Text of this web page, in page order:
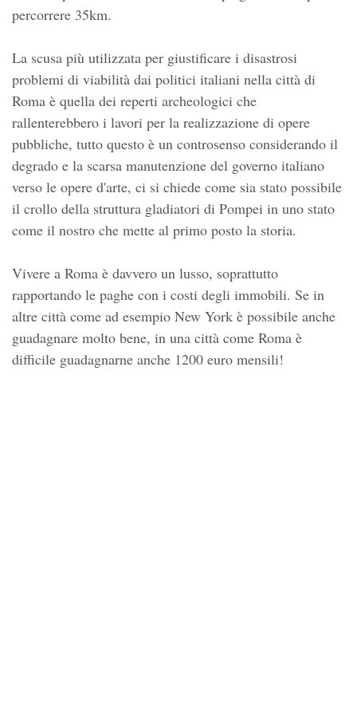
percorrere 35km.
La scusa più utilizzata per giustificare i disastrosi
problemi di viabilità dai politici italiani nella città di
Roma è quella dei reperti archeologici che
rallenterebbero i lavori per la realizzazione di opere
pubbliche, tutto questo è un controsenso considerando il
degrado e la scarsa manutenzione del governo italiano
verso le opere d'arte, ci si chiede come sia stato possibile
il crollo della struttura gladiatori di Pompei in uno stato
come il nostro che mette al primo posto la storia.
Vivere a Roma è davvero un lusso, soprattutto
rapportando le paghe con i costi degli immobili. Se in
altre città come ad esempio New York è possibile anche
guadagnare molto bene, in una città come Roma è
difficile guadagnarne anche 1200 euro mensili!